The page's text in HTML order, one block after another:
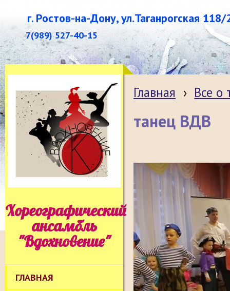
г. Ростов-на-Дону, ул.Таганрогская 118/
7(989) 527-40-15
Хореографический
ансамбль
"Вдохновение"
ГЛАВНАЯ
Главная › Все о
танец ВДВ